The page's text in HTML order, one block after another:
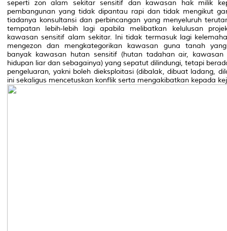
seperti zon alam sekitar sensitif dan kawasan hak milik
pembangunan yang tidak dipantau rapi dan tidak mengikut
tiadanya konsultansi dan perbincangan yang menyeluruh
tempatan lebih-lebih lagi apabila melibatkan kelulusan
kawasan sensitif alam sekitar. Ini tidak termasuk lagi
mengezon dan mengkategorikan kawasan guna tanah
banyak kawasan hutan sensitif (hutan tadahan air,
hidupan liar dan sebagainya) yang sepatut dilindungi, tetapi
pengeluaran, yakni boleh dieksploitasi (dibalak, dibuat ladang,
ini sekaligus mencetuskan konflik serta mengakibatkan kepada